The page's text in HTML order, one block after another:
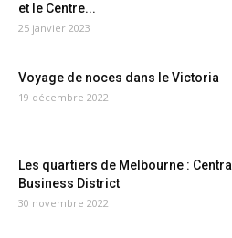
et le Centre...
25 janvier 2023
Voyage de noces dans le Victoria
19 décembre 2022
Les quartiers de Melbourne : Central
Business District
30 novembre 2022